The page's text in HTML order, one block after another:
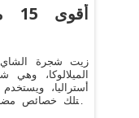
زيت شجرة الشاي
الميلالوكا،
أستراليا،
يمتلك خصائص